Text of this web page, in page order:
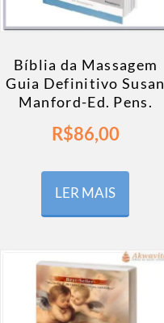
Bíblia da Massagem
Guia Definitivo Susan
Manford-Ed. Pens.
R$86,00
LER MAIS